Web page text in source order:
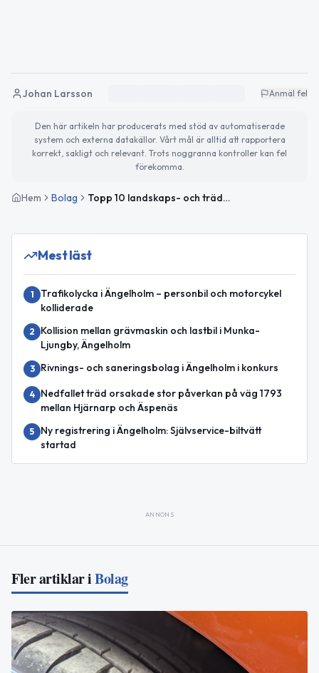
Johan Larsson Anmäl fel
Den här artikeln har producerats med stöd av automatiserade
system och externa datakällor. Vårt mål är alltid att rapportera
korrekt, sakligt och relevant. Trots noggranna kontroller kan fel
förekomma.
Hem Bolag Topp 10 landskaps- och trädgårdsbolag i Ängelholm
Mest läst
1
Trafikolycka i Ängelholm – personbil och motorcykel
kolliderade
2
Kollision mellan grävmaskin och lastbil i Munka-
Ljungby, Ängelholm
3 Rivnings- och saneringsbolag i Ängelholm i konkurs
4
Nedfallet träd orsakade stor påverkan på väg 1793
mellan Hjärnarp och Äspenäs
5
Ny registrering i Ängelholm: Självservice-biltvätt
startad
ANNONS
Fler artiklar iBolag